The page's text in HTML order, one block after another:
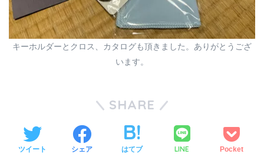
キーホルダーとクロス、カタログも頂きました。ありがとうござ
います。
SHARE
ツイート シェア はてブ LINE Pocket